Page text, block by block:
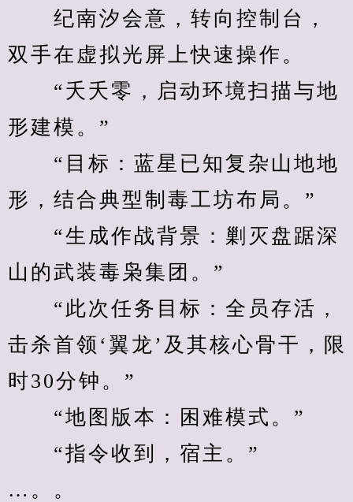
纪南汐会意，转向控制台，
双手在虚拟光屏上快速操作。
“夭夭零，启动环境扫描与地
形建模。”
“目标：蓝星已知复杂山地地
形，结合典型制毒工坊布局。”
“生成作战背景：剿灭盘踞深
山的武装毒枭集团。”
“此次任务目标：全员存活，
击杀首领‘翼龙’及其核心骨干，限
时30分钟。”
“地图版本：困难模式。”
“指令收到，宿主。”
…。。